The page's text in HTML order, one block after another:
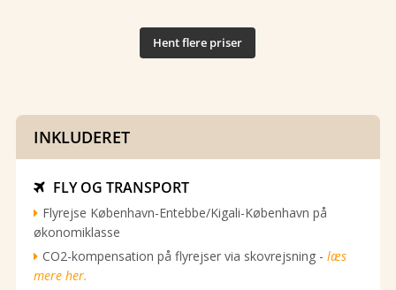
Hent flere priser
INKLUDERET
 FLY OG TRANSPORT
Flyrejse København-Entebbe/Kigali-København på
økonomiklasse
CO2-kompensation på flyrejser via skovrejsning - læs
mere her.